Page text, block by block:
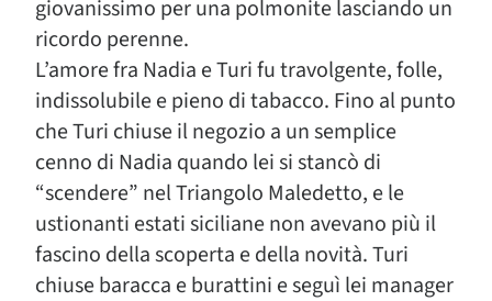
giovanissimo per una polmonite lasciando un
ricordo perenne.
L’amore fra Nadia e Turi fu travolgente, folle,
indissolubile e pieno di tabacco. Fino al punto
che Turi chiuse il negozio a un semplice
cenno di Nadia quando lei si stancò di
“scendere” nel Triangolo Maledetto, e le
ustionanti estati siciliane non avevano più il
fascino della scoperta e della novità. Turi
chiuse baracca e burattini e seguì lei manager